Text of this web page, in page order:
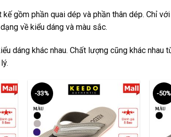
gồm phần quai dép và phần thân dép. Chỉ
về kiểu dáng và màu sắc.
dáng khác nhau. Chất lượng cũng khác
-33% -50%